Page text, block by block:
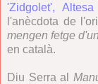
'Zidgolet', Altesa
l'anècdota de
mengen fetge
en català.
Diu Serra al